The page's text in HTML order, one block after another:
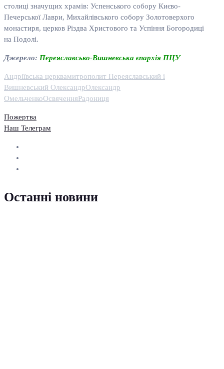
столиці значущих храмів: Успенського собору Києво-
Печерської Лаври, Михайлівського собору Золотоверхого
монастиря, церков Різдва Христового та Успіння Богородиці
на Подолі.
Джерело: Переяславсько-Вишневська єпархія ПЦУ
Андріївська церквамитрополит Переяславський і
Вишневський ОлександрОлександр
ОмельченкоОсвяченняРадониця
Пожертва
Наш Телеграм
Останні новини